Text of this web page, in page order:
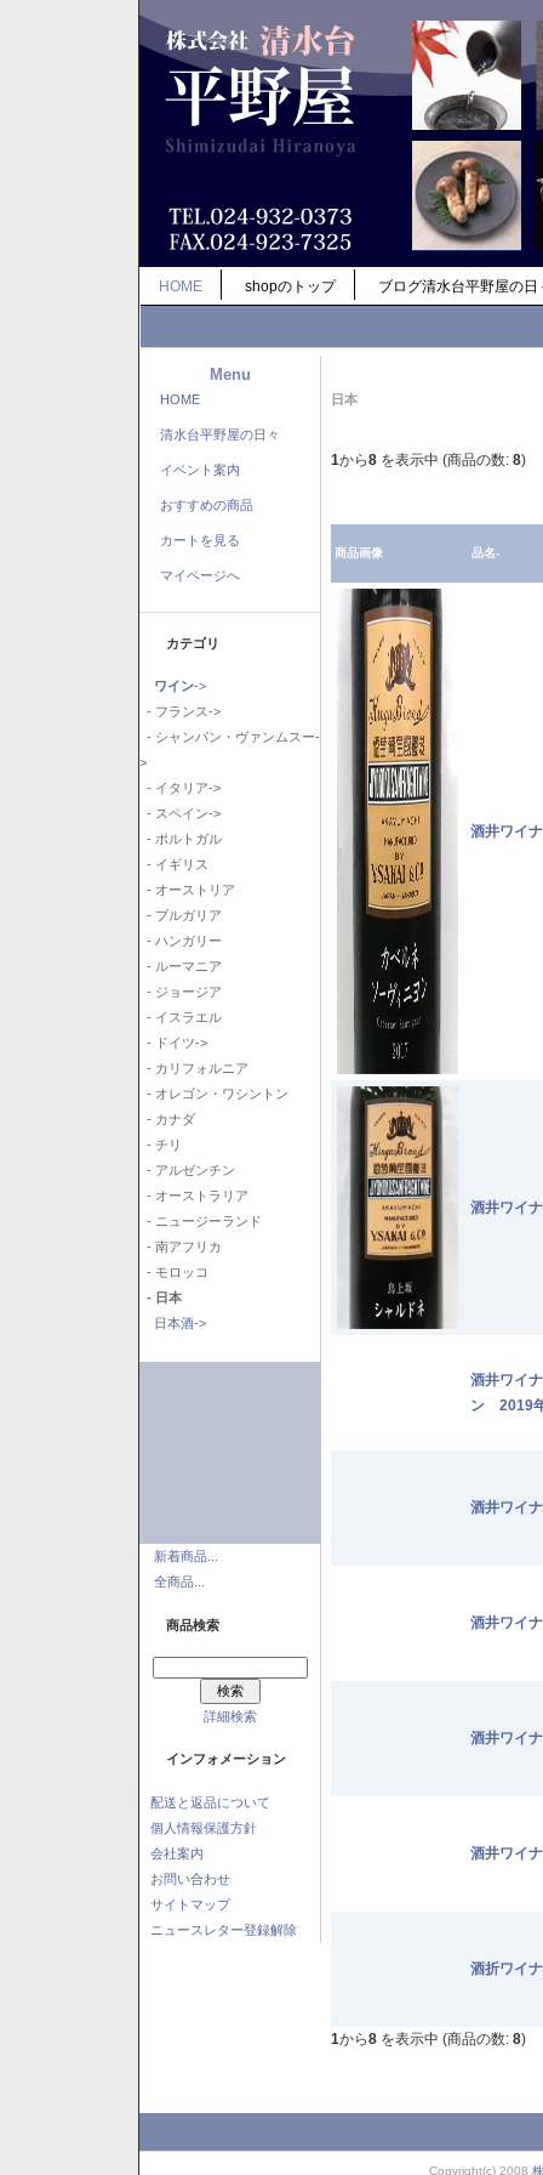
HOME shopのトップ ブログ清水台平野屋の日
Menu
HOME
清水台平野屋の日々
イベント案内
おすすめの商品
カートを見る
マイページへ
カテゴリ
ワイン->
- フランス->
- シャンパン・ヴァンムスー-
>
- イタリア->
- スペイン->
- ポルトガル
- イギリス
- オーストリア
- ブルガリア
- ハンガリー
- ルーマニア
- ジョージア
- イスラエル
- ドイツ->
- カリフォルニア
- オレゴン・ワシントン
- カナダ
- チリ
- アルゼンチン
- オーストラリア
- ニュージーランド
- 南アフリカ
- モロッコ
- 日本
日本酒->
新着商品...
全商品...
商品検索
詳細検索
インフォメーション
配送と返品について
個人情報保護方針
会社案内
お問い合わせ
サイトマップ
ニュースレター登録解除
日本
1から8 を表示中 (商品の数: 8)
商品画像 品名-
酒井ワイ
酒井ワイ
酒井ワイ
ン 2019
酒井ワイ
酒井ワイ
酒井ワイ
酒井ワイ
酒折ワイ
1から8 を表示中 (商品の数: 8)
Copyright(c) 2008